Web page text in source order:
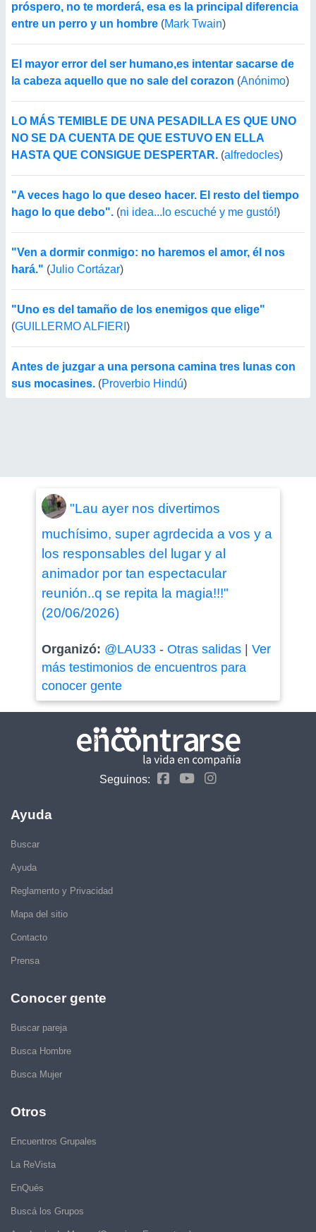
próspero, no te morderá, esa es la principal diferencia
entre un perro y un hombre (Mark Twain)
El mayor error del ser humano,es intentar sacarse de
la cabeza aquello que no sale del corazon (Anónimo)
LO MÁS TEMIBLE DE UNA PESADILLA ES QUE UNO
NO SE DA CUENTA DE QUE ESTUVO EN ELLA
HASTA QUE CONSIGUE DESPERTAR. (alfredocles)
"A veces hago lo que deseo hacer. El resto del tiempo
hago lo que debo". (ni idea...lo escuché y me gustó!)
"Ven a dormir conmigo: no haremos el amor, él nos
hará." (Julio Cortázar)
"Uno es del tamaño de los enemigos que elige"
(GUILLERMO ALFIERI )
Antes de juzgar a una persona camina tres lunas con
sus mocasines. (Proverbio Hindú)
"Lau ayer nos divertimos
muchísimo, super agrdecida a vos y a
los responsables del lugar y al
animador por tan espectacular
reunión..q se repita la magia!!!"
(20/06/2026)
Organizó: @LAU33- Otras salidas| Ver
más testimonios de encuentros para
conocer gente
Seguinos:
Ayuda
Buscar
Ayuda
Reglamento y Privacidad
Mapa del sitio
Contacto
Prensa
Conocer gente
Buscar pareja
Busca Hombre
Busca Mujer
Otros
Encuentros Grupales
La ReVista
EnQués
Buscá los Grupos